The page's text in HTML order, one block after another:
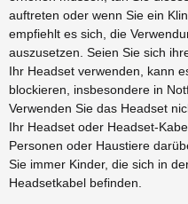
auftreten oder wenn Sie ein
empfiehlt es sich, die
auszusetzen. Seien Sie sich
Ihr Headset verwenden, kann
blockieren, insbesondere in
Verwenden Sie das Headset
Ihr Headset oder Headset-
Personen oder Haustiere
Sie immer Kinder, die sich in
Headsetkabel befinden.